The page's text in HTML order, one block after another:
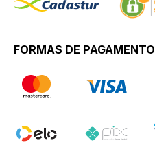
FORMAS DE PAGAMENTO